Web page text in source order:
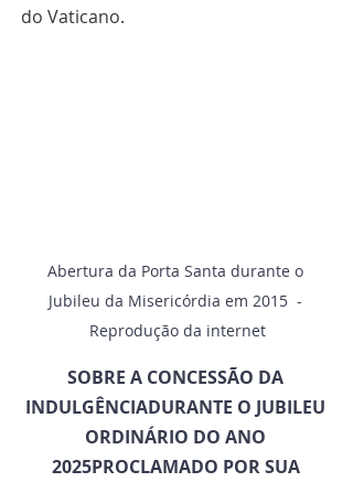
do Vaticano.
Abertura da Porta Santa durante o
Jubileu da Misericórdia em 2015  -
Reprodução da internet
SOBRE A CONCESSÃO DA
INDULGÊNCIADURANTE O JUBILEU
ORDINÁRIO DO ANO
2025PROCLAMADO POR SUA